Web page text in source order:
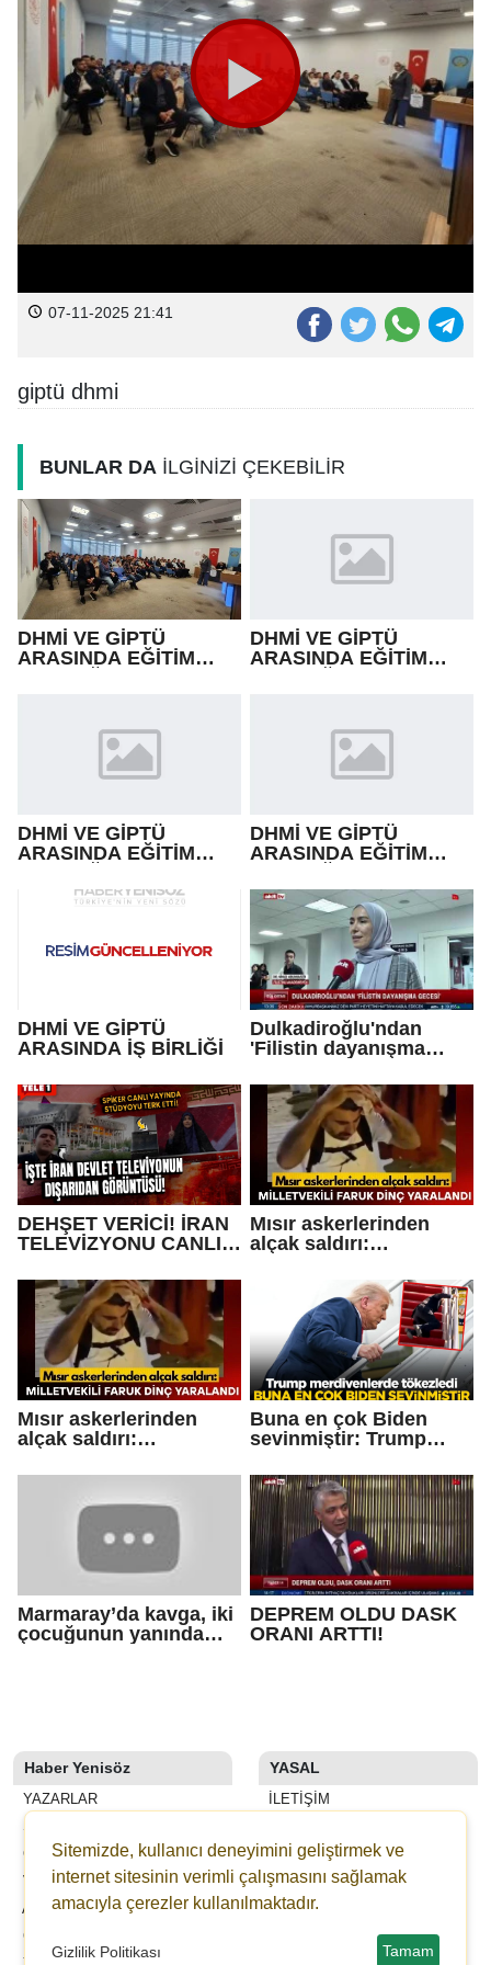
07-11-2025 21:41
giptü dhmi
BUNLAR DA İLGİNİZİ ÇEKEBİLİR
DHMİ VE GİPTÜ
ARASINDA EĞİTİM
DHMİ VE GİPTÜ
ARASINDA EĞİTİM
DHMİ VE GİPTÜ
ARASINDA EĞİTİM
DHMİ VE GİPTÜ
ARASINDA EĞİTİM
DHMİ VE GİPTÜ
ARASINDA İŞ BİRLİĞİ
Dulkadiroğlu'ndan
'Filistin dayanışma
DEHŞET VERİCİ! İRAN
TELEVİZYONU CANLI
TARAFINDAN BÖYLE
VURULDU! İŞTE O
ANLAR....
Mısır askerlerinden
alçak saldırı:
Mısır askerlerinden
alçak saldırı:
yaralandı
Buna en çok Biden
sevinmiştir: Trump
tökezledi
Marmaray’da kavga, iki
çocuğunun yanında
DEPREM OLDU DASK
ORANI ARTTI!
Haber Yenisöz
YAZARLAR
SON DAKİKA
GALERİLER
VİDEOLAR
ANKETLER
GAZETELER
YASAL
İLETIŞIM
YAYIN İLKELERI
KURALLAR
GIZLILIK
KULLANICI SÖZLEŞMESI
Sitemizde, kullanıcı deneyimini geliştirmek ve
internet sitesinin verimli çalışmasını sağlamak
amacıyla çerezler kullanılmaktadır.
Gizlilik Politikası Tamam